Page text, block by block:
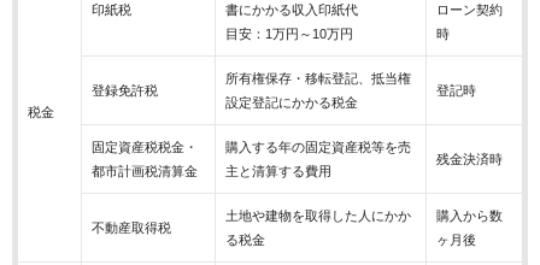
税金
印紙税
書にかかる収入印紙代
目安：1万円～10万円
ローン契約
時
登録免許税
所有権保存・移転登記、抵当権
設定登記にかかる税金
登記時
固定資産税税金・
都市計画税清算金
購入する年の固定資産税等を売
主と清算する費用
残金決済時
不動産取得税
土地や建物を取得した人にかか
る税金
購入から数
ヶ月後